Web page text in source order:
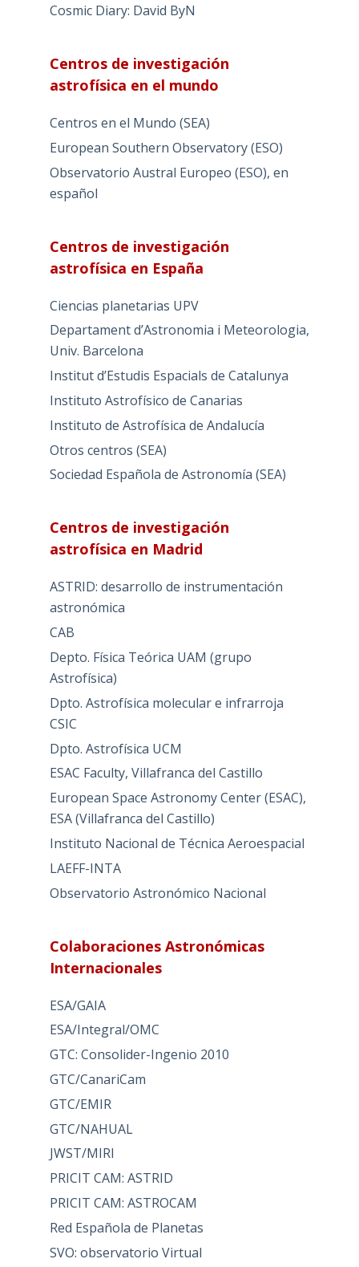
Cosmic Diary: David ByN
Centros de investigación
astrofísica en el mundo
Centros en el Mundo (SEA)
European Southern Observatory (ESO)
Observatorio Austral Europeo (ESO), en
español
Centros de investigación
astrofísica en España
Ciencias planetarias UPV
Departament d’Astronomia i Meteorologia,
Univ. Barcelona
Institut d’Estudis Espacials de Catalunya
Instituto Astrofísico de Canarias
Instituto de Astrofísica de Andalucía
Otros centros (SEA)
Sociedad Española de Astronomía (SEA)
Centros de investigación
astrofísica en Madrid
ASTRID: desarrollo de instrumentación
astronómica
CAB
Depto. Física Teórica UAM (grupo
Astrofísica)
Dpto. Astrofísica molecular e infrarroja
CSIC
Dpto. Astrofísica UCM
ESAC Faculty, Villafranca del Castillo
European Space Astronomy Center (ESAC),
ESA (Villafranca del Castillo)
Instituto Nacional de Técnica Aeroespacial
LAEFF-INTA
Observatorio Astronómico Nacional
Colaboraciones Astronómicas
Internacionales
ESA/GAIA
ESA/Integral/OMC
GTC: Consolider-Ingenio 2010
GTC/CanariCam
GTC/EMIR
GTC/NAHUAL
JWST/MIRI
PRICIT CAM: ASTRID
PRICIT CAM: ASTROCAM
Red Española de Planetas
SVO: observatorio Virtual